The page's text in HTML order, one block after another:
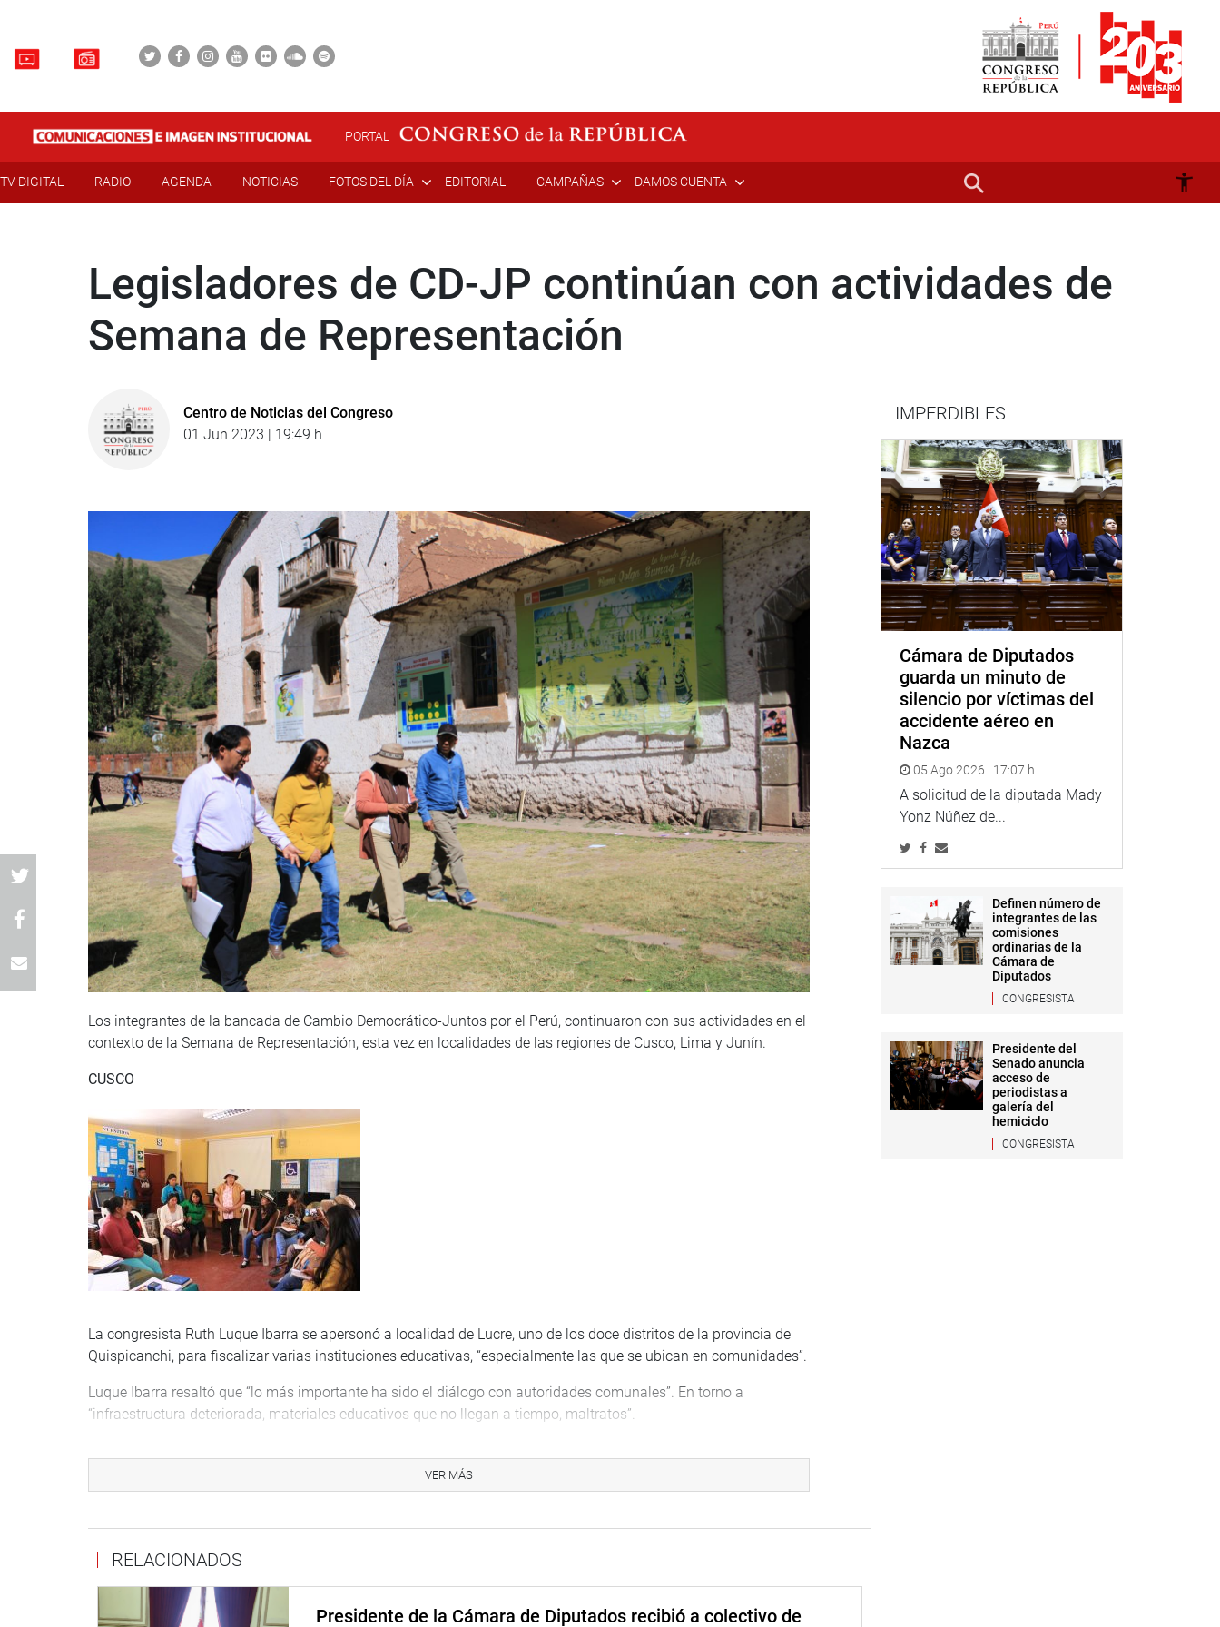
PORTAL
TV DIGITAL RADIO AGENDA NOTICIAS FOTOS DEL DÍA EDITORIAL CAMPAÑAS DAMOS CUENTA
Legisladores de CD-JP continúan con actividades de
Semana de Representación
Centro de Noticias del Congreso
01 Jun 2023 | 19:49 h
Los integrantes de la bancada de Cambio Democrático-Juntos por el Perú, continuaron con sus actividades en el
contexto de la Semana de Representación, esta vez en localidades de las regiones de Cusco, Lima y Junín.
CUSCO
La congresista Ruth Luque Ibarra se apersonó a localidad de Lucre, uno de los doce distritos de la provincia de
Quispicanchi, para fiscalizar varias instituciones educativas, “especialmente las que se ubican en comunidades”.
Luque Ibarra resaltó que “lo más importante ha sido el diálogo con autoridades comunales”. En torno a
“infraestructura deteriorada, materiales educativos que no llegan a tiempo, maltratos”.
aniversario de creación política, “tierra del héroe Mariano Santos Mateos y su heroína Francisca Zubiaga y
Bernales (La Mariscala)”.
De inmediato, se trasladó a la comunidad de Jullicunca, en Ocongate, en donde se detuvo para “agradecer al apu
Ausangate. Hoy las heladas y friaje han iniciado con fuerza; la población ya extiende la papa, para que se
procese en chuño o moraya”.
VER MÁS
RELACIONADOS
Presidente de la Cámara de Diputados recibió a colectivo de
IMPERDIBLES
Cámara de Diputados
guarda un minuto de
silencio por víctimas del
accidente aéreo en
Nazca
05 Ago 2026 | 17:07 h
A solicitud de la diputada Mady
Yonz Núñez de...
Definen número de
integrantes de las
comisiones
ordinarias de la
Cámara de
Diputados
CONGRESISTA
Presidente del
Senado anuncia
acceso de
periodistas a
galería del
hemiciclo
CONGRESISTA